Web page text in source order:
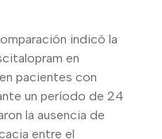
indicó la
en
pacientes con
un período de 24
la ausencia de
entre el